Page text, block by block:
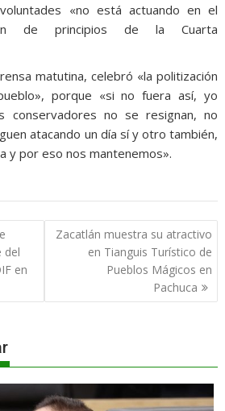
«no está actuando en el
de principios de la Cuarta
matutina, celebró «la politización
porque «si no fuera así, yo
conservadores no se resignan, no
atacando un día sí y otro también,
y por eso nos mantenemos».
del
en
Zacatlán muestra su atractivo
en Tianguis Turístico de
Pueblos Mágicos en
Pachuca